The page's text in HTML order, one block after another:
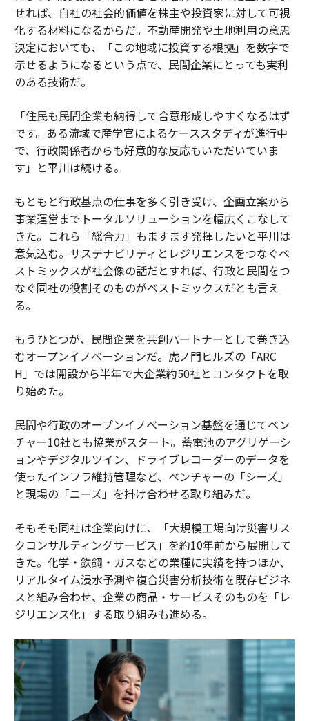
せれば、自社の社会的価値を株主や投資家に対して可視
化する材料になるからだ。不動産開発や土地利用の意思
決定においても、「この地域に投資する根拠」を数字で
示せるようになるという点で、民間企業にとっても実利
のある技術だ。
「住民も民間企業も納得して合意形成しやすくなるはず
です。ある流域で産学官によるケーススタディが進行中
で、行政関係者からも好意的な反応もいただいていま
す」と平川は続ける。
もともと行政基点の仕事を多く引き受け、企画立案から
事業運営までトータルソリューションを幅広くこなして
きた。これら「総合力」もますます発揮したいと平川は
意気込む。サステナビリティとレジリエンスをつなぐベ
ストミックスが社会像の話だとすれば、行政と民間をつ
なぐ同社の役割そのものがベストミックスだとも言え
る。
もうひとつが、民間企業を共創パートナーとして巻き込
むオープンイノベーションだ。虎ノ門ヒルズの「ARC
H」では開設から半年で大企業約50社とコンタクトを取
り始めた。
民間や行政のオープンイノベーション基盤を通じてベン
チャー10社とも協業がスタート。蓄電池のアグリゲーシ
ョンやデジタルツイン、ドライブレコーダーのデータを
使ったインフラ維持管理など、ベンチャーの「シーズ」
と現場の「ニーズ」を掛け合わせる取り組みだ。
そもそも同社は企業向けに、「大規模工場向け災害リス
クコンサルティングサービス」を約10年前から展開して
きた。化学・鉄鋼・ガスなどの業種に実績を持つほか、
リアルタイム浸水予測や複合災害分析技術を既存ビジネ
スと組み合わせ、企業の商品・サービスそのものを「レ
ジリエンス化」する取り組みも進める。